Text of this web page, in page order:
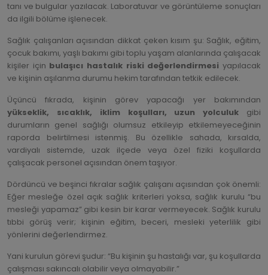
tanı ve bulgular yazılacak. Laboratuvar ve görüntüleme sonuçları
da ilgili bölüme işlenecek.
Sağlık çalışanları açısından dikkat çeken kısım şu: Sağlık, eğitim,
çocuk bakımı, yaşlı bakımı gibi toplu yaşam alanlarında çalışacak
kişiler için bulaşıcı hastalık riski değerlendirmesi yapılacak
ve kişinin aşılanma durumu hekim tarafından tetkik edilecek.
Üçüncü fıkrada, kişinin görev yapacağı yer bakımından
yükseklik, sıcaklık, iklim koşulları, uzun yolculuk gibi
durumların genel sağlığı olumsuz etkileyip etkilemeyeceğinin
raporda belirtilmesi istenmiş. Bu özellikle sahada, kırsalda,
vardiyalı sistemde, uzak ilçede veya özel fiziki koşullarda
çalışacak personel açısından önem taşıyor.
Dördüncü ve beşinci fıkralar sağlık çalışanı açısından çok önemli:
Eğer mesleğe özel açık sağlık kriterleri yoksa, sağlık kurulu “bu
mesleği yapamaz” gibi kesin bir karar vermeyecek. Sağlık kurulu
tıbbi görüş verir; kişinin eğitim, beceri, mesleki yeterlilik gibi
yönlerini değerlendirmez.
Yani kurulun görevi şudur: “Bu kişinin şu hastalığı var, şu koşullarda
çalışması sakıncalı olabilir veya olmayabilir.”